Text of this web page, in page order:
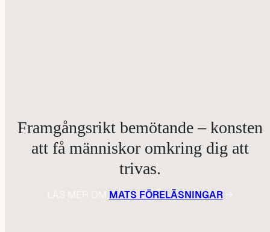
Framgångsrikt bemötande – konsten
att få människor omkring dig att
trivas.
MATS FÖRELÄSNINGAR→